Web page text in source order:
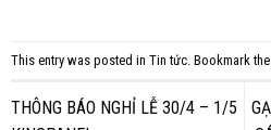
This entry was posted in Tin tức . Bookmark the
THÔNG BÁO NGHỈ LỄ 30/4 – 1/5